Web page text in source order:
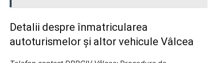
Detalii despre înmatricularea
autoturismelor și altor vehicule Vâlcea